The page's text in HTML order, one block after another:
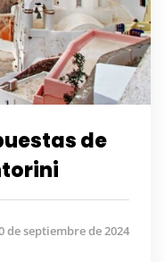
de
de septiembre de 2024